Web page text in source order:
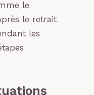
le
le retrait
les